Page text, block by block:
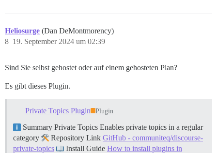
Heliosurge (Dan DeMontmorency)
19. September 2024 um 02:39
8
Sind Sie selbst gehostet oder auf einem gehosteten Plan?
Es gibt dieses Plugin.
Private Topics Plugin Plugin
Summary Private Topics Enables private topics in a regular
category
Repository Link GitHub - communiteq/discourse-
private-topics
Install Guide How to install plugins in